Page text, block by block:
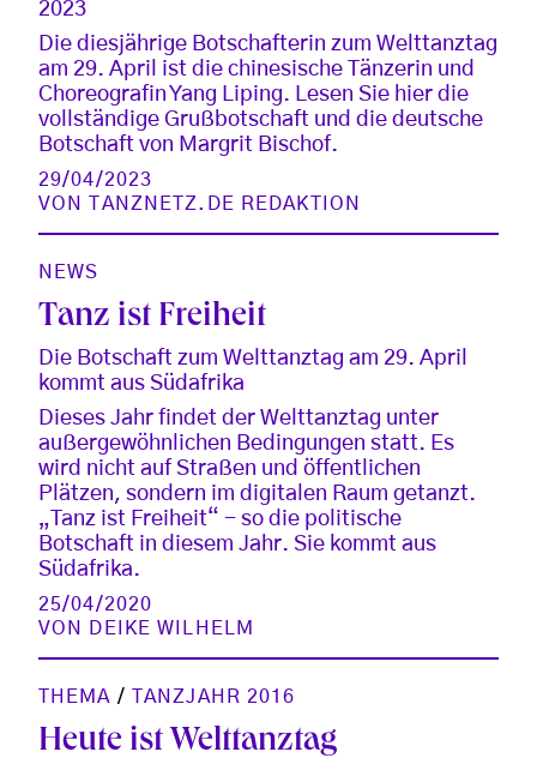
2023
Die diesjährige Botschafterin zum Welttanztag
am 29. April ist die chinesische Tänzerin und
Choreografin Yang Liping. Lesen Sie hier die
vollständige Grußbotschaft und die deutsche
Botschaft von Margrit Bischof.
29/04/2023
VON
TANZNETZ.DE REDAKTION
NEWS
Tanz ist Freiheit
Die Botschaft zum Welttanztag am 29. April
kommt aus Südafrika
Dieses Jahr findet der Welttanztag unter
außergewöhnlichen Bedingungen statt. Es
wird nicht auf Straßen und öffentlichen
Plätzen, sondern im digitalen Raum getanzt.
„Tanz ist Freiheit“ - so die politische
Botschaft in diesem Jahr. Sie kommt aus
Südafrika.
25/04/2020
VON
DEIKE WILHELM
THEMA / TANZJAHR 2016
Heute ist Welttanztag